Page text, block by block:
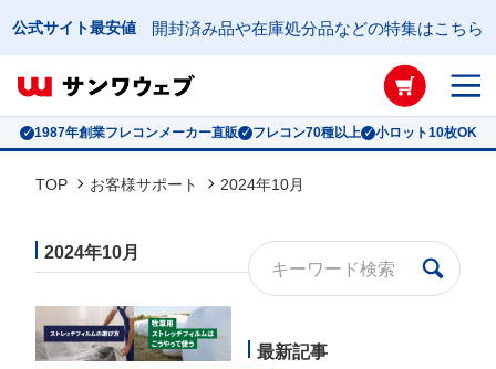
公式サイト最安値 開封済み品や在庫処分品などの特集はこちら
1987年創業フレコンメーカー直販 フレコン70種以上 小ロット10枚OK
TOP お客様サポート 2024年10月
2024年10月
最新記事